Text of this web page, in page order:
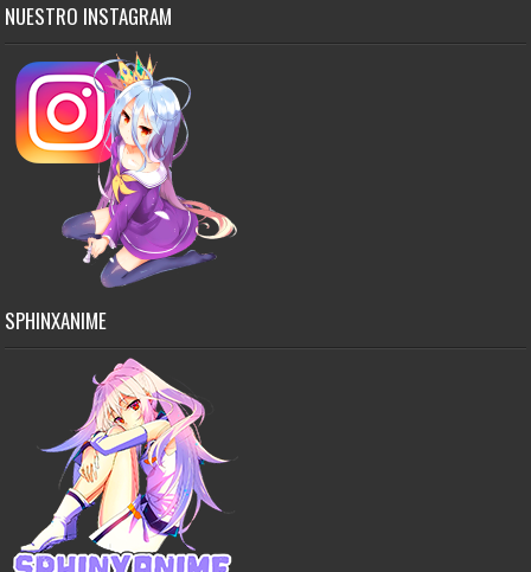
NUESTRO INSTAGRAM
SPHINXANIME